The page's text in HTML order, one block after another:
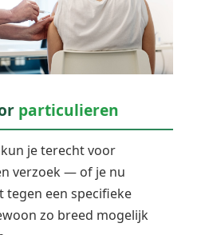
particulieren
je terecht voor
verzoek — of je nu
tegen een specifieke
zo breed mogelijk